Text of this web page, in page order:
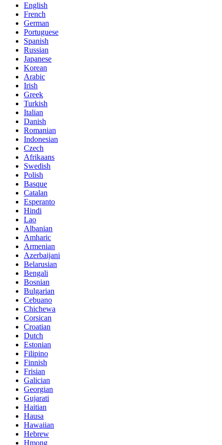
English
French
German
Portuguese
Spanish
Russian
Japanese
Korean
Arabic
Irish
Greek
Turkish
Italian
Danish
Romanian
Indonesian
Czech
Afrikaans
Swedish
Polish
Basque
Catalan
Esperanto
Hindi
Lao
Albanian
Amharic
Armenian
Azerbaijani
Belarusian
Bengali
Bosnian
Bulgarian
Cebuano
Chichewa
Corsican
Croatian
Dutch
Estonian
Filipino
Finnish
Frisian
Galician
Georgian
Gujarati
Haitian
Hausa
Hawaiian
Hebrew
Hmong